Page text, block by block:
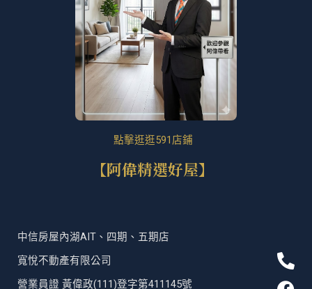
h
a
i
i
點擊逛逛591店鋪
【阿偉精選好屋】
中信房屋內湖AIT、四期、五期店
寬悅不動產有限公司
營業員證 黃偉政(111)登字第411145號